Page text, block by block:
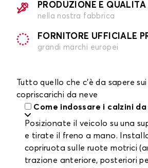
PRODUZIONE E QUALITÀ
nella nostra fabbrica
FORNITORE UFFICIALE
grandi marchi europei
Tutto quello che c'è da sapere
copriscarichi da neve
Come indossare i calzini da
Posizionate il veicolo su una
e tirate il freno a mano.
copriruota sulle ruote motrici
trazione anteriore, posteriori